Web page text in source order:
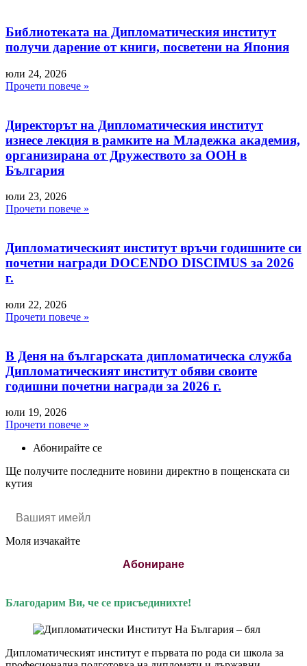
Библиотеката на Дипломатическия институт
получи дарение от книги, посветени на Япония
юли 24, 2026
Прочети повече »
Директорът на Дипломатическия институт
изнесе лекция в рамките на Младежка академия,
организирана от Дружеството за ООН в
България
юли 23, 2026
Прочети повече »
Дипломатическият институт връчи годишните си
почетни награди DOCENDO DISCIMUS за 2026
г.
юли 22, 2026
Прочети повече »
В Деня на българската дипломатическа служба
Дипломатическият институт обяви своите
годишни почетни награди за 2026 г.
юли 19, 2026
Прочети повече »
Абонирайте се
Ще получите последните новини директно в пощенската си
кутия
Моля изчакайте
Абониране
Благодарим Ви, че се присъединихте!
Дипломатическият институт е първата по рода си школа за